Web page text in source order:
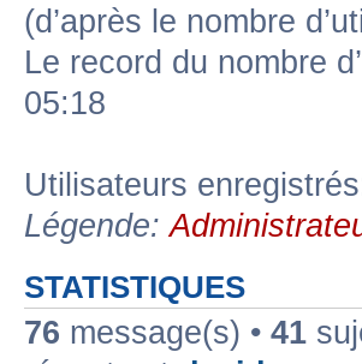
(d’après le nombre
Le record du nombre
05:18
Utilisateurs
Légende:
STATISTIQUES
76 message(s) • 41